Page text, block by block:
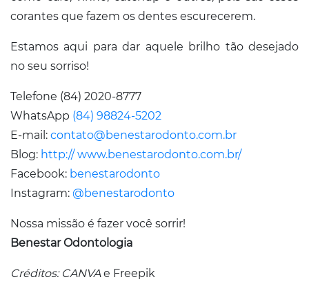
corantes que fazem os dentes escurecerem.
Estamos aqui para dar aquele brilho tão desejado
no seu sorriso!
Telefone (84) 2020-8777
WhatsApp (84) 98824-5202
E-mail: contato@benestarodonto.com.br
Blog: http:// www.benestarodonto.com.br/
Facebook: benestarodonto
Instagram: @benestarodonto
Nossa missão é fazer você sorrir!
Benestar Odontologia
Créditos: CANVAe Freepik